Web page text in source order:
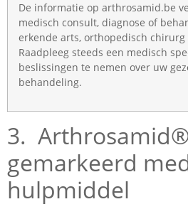
De informatie op arthrosamid.be
medisch consult, diagnose of
erkende arts, orthopedisch
Raadpleeg steeds een medisch
beslissingen te nemen over uw
behandeling.
3. Arthrosamid®
gemarkeerd
hulpmiddel